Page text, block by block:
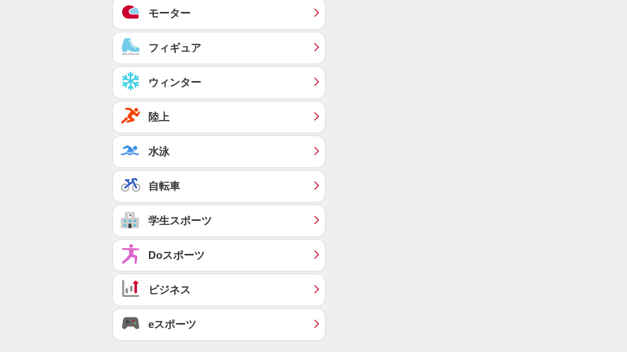
モーター
フィギュア
ウィンター
陸上
水泳
自転車
学生スポーツ
Doスポーツ
ビジネス
eスポーツ